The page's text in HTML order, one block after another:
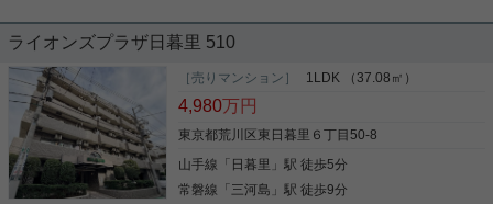
ライオンズプラザ日暮里 510
［売りマンション］ 1LDK （37.08㎡）
4,980万円
東京都荒川区東日暮里６丁目50-8
山手線 「 日暮里 」駅 徒歩5分
常磐線 「 三河島 」駅 徒歩9分